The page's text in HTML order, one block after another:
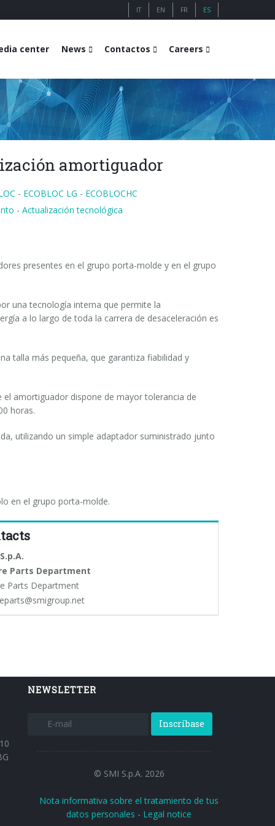
IT EN FR ES
center News Contactos Careers
amortiguador
- ECOBLOC LG - ECOBLOCHC
- Actualización tecnológica
presentes en el grupo porta-molde y en el grupo
una tecnología interna que permite la
a lo largo de toda la carrera de desaceleración es
talla más pequeña, que garantiza fiabilidad y
amortiguador dispone de mayor tolerancia de
horas.
utilizando un simple adaptador suministrado junto
en el grupo porta-molde.
Parts Department
Parts Department
NEWSLETTER
Inscríbase
© SMI S.p.A. 2026
Nota informativa sobre el tratamiento de tus
datos personales - Legal notice